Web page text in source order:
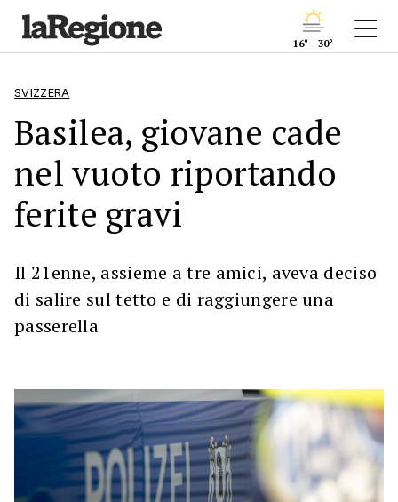
16° - 30°
SVIZZERA
Basilea, giovane cade
nel vuoto riportando
ferite gravi
Il 21enne, assieme a tre amici, aveva deciso
di salire sul tetto e di raggiungere una
passerella